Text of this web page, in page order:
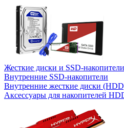
Жесткие диски и SSD-накопители
Внутренние SSD-накопители
Внутренние жесткие диски
Аксессуары для накопителей